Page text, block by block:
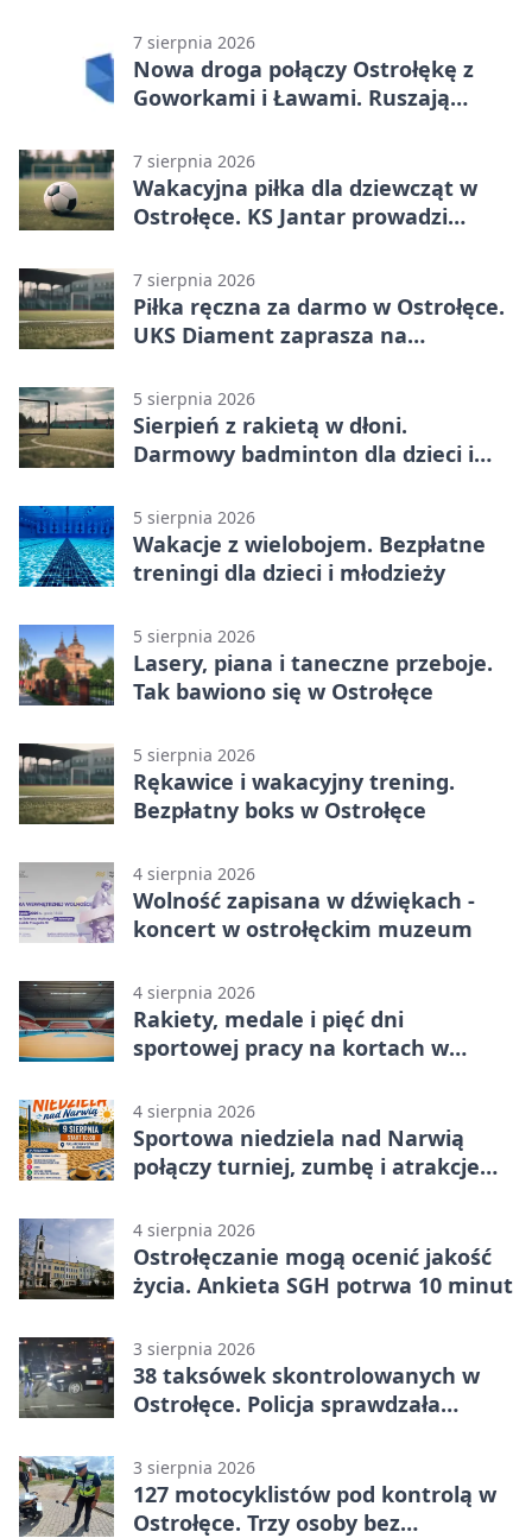
7 sierpnia 2026
Nowa droga połączy Ostrołękę z
Goworkami i Ławami. Ruszają
7 sierpnia 2026
Wakacyjna piłka dla dziewcząt w
Ostrołęce. KS Jantar prowadzi
7 sierpnia 2026
Piłka ręczna za darmo w Ostrołęce.
UKS Diament zaprasza na
5 sierpnia 2026
Sierpień z rakietą w dłoni.
Darmowy badminton dla dzieci i
5 sierpnia 2026
Wakacje z wielobojem. Bezpłatne
treningi dla dzieci i młodzieży
5 sierpnia 2026
Lasery, piana i taneczne przeboje.
Tak bawiono się w Ostrołęce
5 sierpnia 2026
Rękawice i wakacyjny trening.
Bezpłatny boks w Ostrołęce
4 sierpnia 2026
Wolność zapisana w dźwiękach -
koncert w ostrołęckim muzeum
4 sierpnia 2026
Rakiety, medale i pięć dni
sportowej pracy na kortach w
4 sierpnia 2026
Sportowa niedziela nad Narwią
połączy turniej, zumbę i atrakcje
4 sierpnia 2026
Ostrołęczanie mogą ocenić jakość
życia. Ankieta SGH potrwa 10 minut
3 sierpnia 2026
38 taksówek skontrolowanych w
Ostrołęce. Policja sprawdzała
3 sierpnia 2026
127 motocyklistów pod kontrolą w
Ostrołęce. Trzy osoby bez